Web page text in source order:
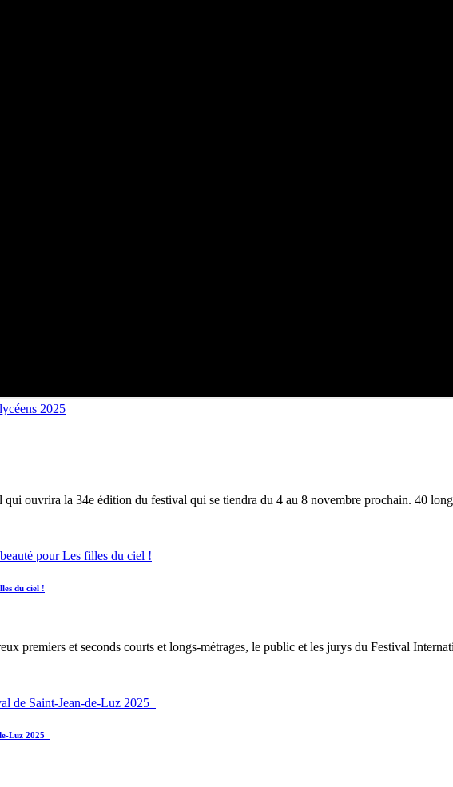
ouvrira la 34e édition du festival qui se tiendra du 4 au 8 novembre prochain. 40
du ciel !
premiers et seconds courts et longs-métrages, le public et les jurys du Festival
Luz 2025